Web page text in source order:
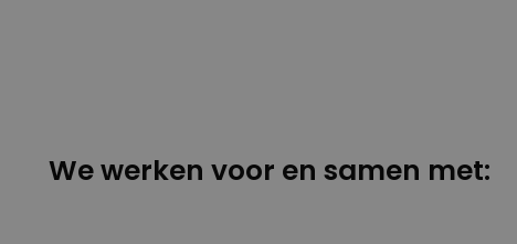
We werken voor en samen met: